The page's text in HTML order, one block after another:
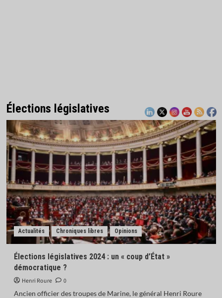
Élections législatives
Actualités Chroniques libres Opinions
Élections législatives 2024 : un « coup d’État »
démocratique ?
Henri Roure
0
Ancien officier des troupes de Marine, le général Henri Roure